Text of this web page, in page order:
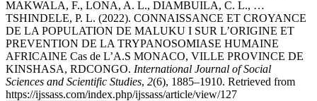
MAKWALA, F., LONA, A. L., DIAMBUILA, C. L., …
TSHINDELE, P. L. (2022). CONNAISSANCE ET CROYANCE
DE LA POPULATION DE MALUKU I SUR L’ORIGINE ET
PREVENTION DE LA TRYPANOSOMIASE HUMAINE
AFRICAINE Cas de L’A.S MONACO, VILLE PROVINCE DE
KINSHASA, RDCONGO. International Journal of Social
Sciences and Scientific Studies, 2(6), 1885–1910. Retrieved from
https://ijssass.com/index.php/ijssass/article/view/127